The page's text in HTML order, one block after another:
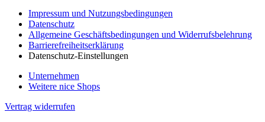
Impressum und Nutzungsbedingungen
Datenschutz
Allgemeine Geschäftsbedingungen und Widerrufsbelehrung
Barrierefreiheitserklärung
Datenschutz-Einstellungen
Unternehmen
Weitere nice Shops
Vertrag widerrufen